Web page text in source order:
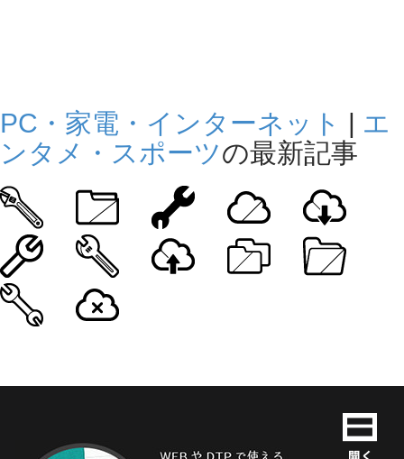
PC・家電・インターネット | エ
ンタメ・スポーツの最新記事